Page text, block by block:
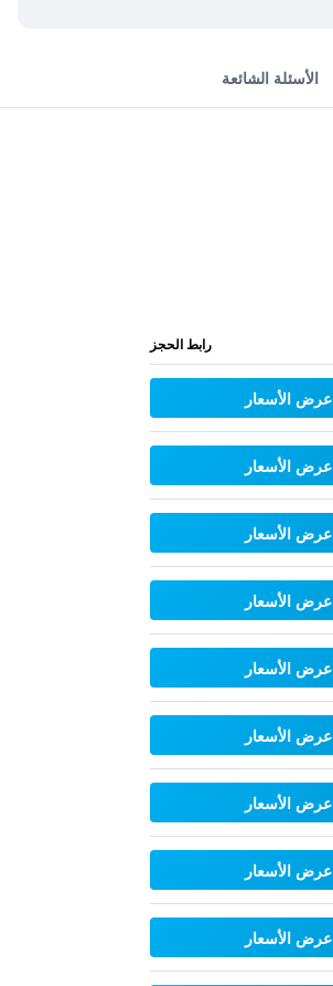
الأسئلة الشائعة
رابط الحجز
عرض الأسعار
عرض الأسعار
عرض الأسعار
عرض الأسعار
عرض الأسعار
عرض الأسعار
عرض الأسعار
عرض الأسعار
عرض الأسعار